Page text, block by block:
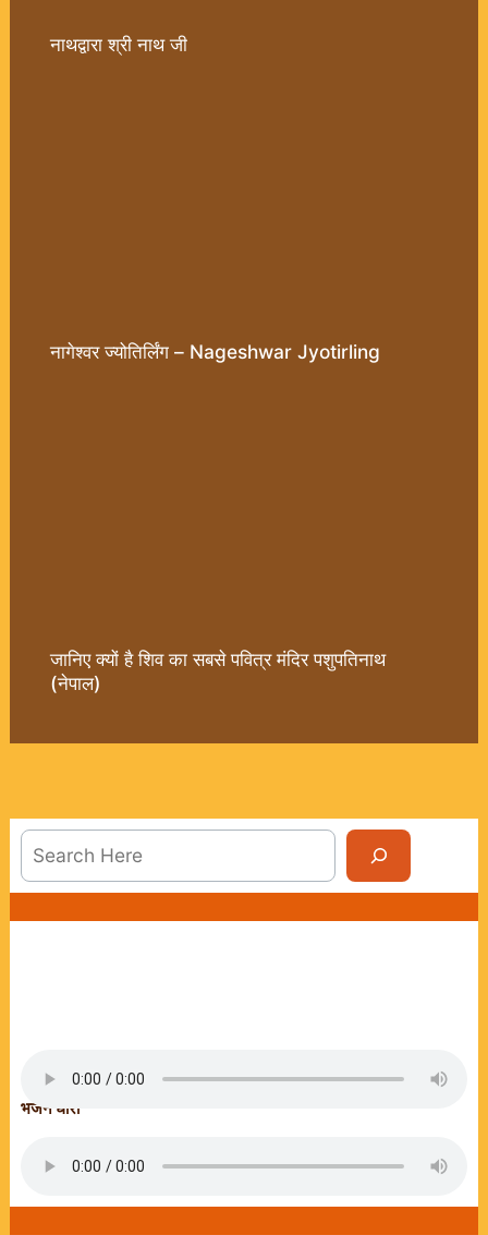
नाथद्वारा श्री नाथ जी
नागेश्वर ज्योतिर्लिंग – Nageshwar Jyotirling
जानिए क्यों है शिव का सबसे पवित्र मंदिर पशुपतिनाथ
(नेपाल)
भजन धारा